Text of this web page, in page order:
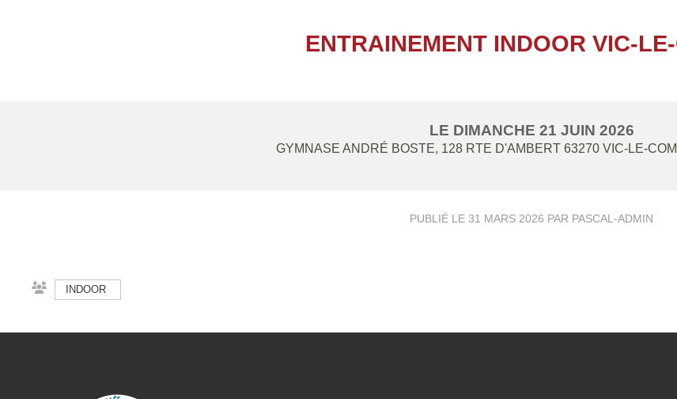
ENTRAINEMENT INDOOR VIC-
LE DIMANCHE 21 JUIN 2026
GYMNASE ANDRÉ BOSTE, 128 RTE D'AMBERT 63270 VIC-LE-
PUBLIÉ LE 31 MARS 2026 PAR PASCAL-ADMIN
INDOOR